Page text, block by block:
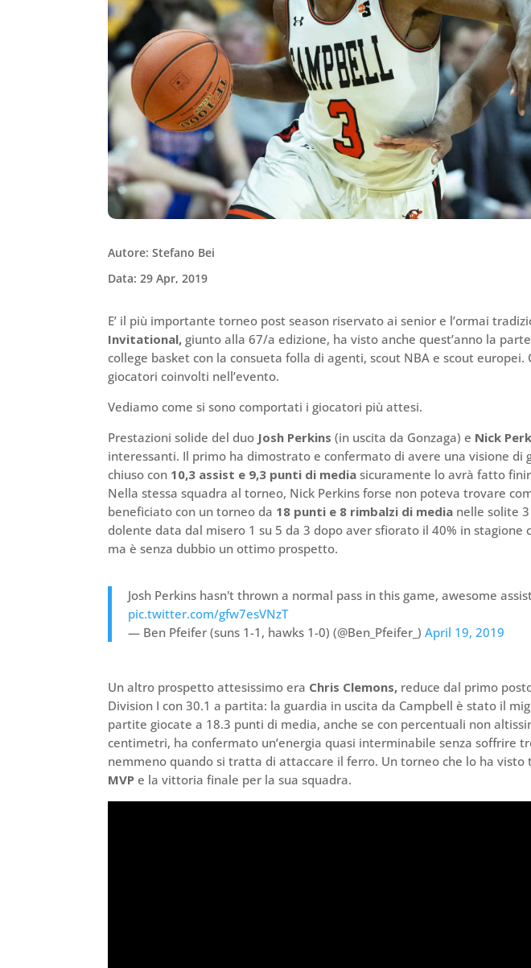
Autore: Stefano Bei
Data: 29 Apr, 2019
E’ il più importante torneo post season riservato ai senior e l’ormai
Invitational, giunto alla 67/a edizione, ha visto anche quest’anno la
college basket con la consueta folla di agenti, scout NBA e scout
giocatori coinvolti nell’evento.
Vediamo come si sono comportati i giocatori più attesi.
Prestazioni solide del duo Josh Perkins(in uscita da Gonzaga) e Nick
interessanti. Il primo ha dimostrato e confermato di avere una visione di
chiuso con 10,3 assist e 9,3 punti di media sicuramente lo avrà fatto
Nella stessa squadra al torneo, Nick Perkins forse non poteva trovare
beneficiato con un torneo da 18 punti e 8 rimbalzi di media nelle solite
dolente data dal misero 1 su 5 da 3 dopo aver sfiorato il 40% in stagione
ma è senza dubbio un ottimo prospetto.
Josh Perkins hasn't thrown a normal pass in this game, awesome
pic.twitter.com/gfw7esVNzT
— Ben Pfeifer (suns 1-1, hawks 1-0) (@Ben_Pfeifer_)April 19, 2019
Un altro prospetto attesissimo era Chris Clemons, reduce dal primo
Division I con 30.1 a partita: la guardia in uscita da Campbell è stato il
partite giocate a 18.3 punti di media, anche se con percentuali non
centimetri, ha confermato un’energia quasi interminabile senza soffrire
nemmeno quando si tratta di attaccare il ferro. Un torneo che lo ha visto
MVP e la vittoria finale per la sua squadra.